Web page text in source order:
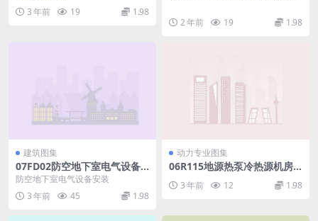
3 年前 19 1.98
2 年前 19 1.98
建筑图集
07FD02防空地下室电气设备
安装.pdf
防空地下室电气设备安装
3 年前
45 1.98
动力专业图集
06R115地源热泵冷热源机房
3 年前 12 1.98